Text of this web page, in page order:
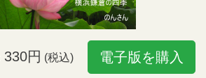
330円 (税込) 電子版を購入